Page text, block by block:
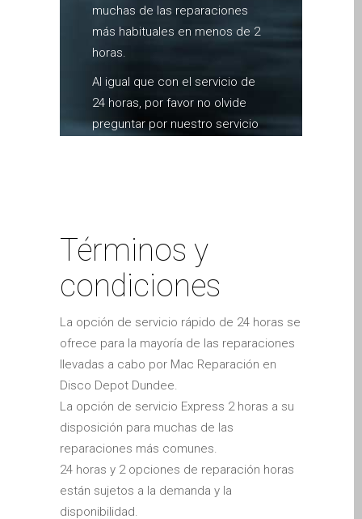
Dundee
es (Español)
para siempre!
Apple iPad Tablet
Reparación
Cartel publicitario:
Reparaciones de Apple
Contáctenos
Las reparaciones de la
Pantalla tenue en
MacBook, MacBook Pro,
Neo
Opciones de servicio
muchas de las reparaciones
más habituales en menos de 2
horas.
Al igual que con el servicio de
24 horas, por favor no olvide
preguntar por nuestro servicio
Términos y
condiciones
La opción de servicio rápido de 24 horas se
ofrece para la mayoría de las reparaciones
llevadas a cabo por Mac Reparación en
Disco Depot Dundee.
La opción de servicio Express 2 horas a su
disposición para muchas de las
reparaciones más comunes.
24 horas y 2 opciones de reparación horas
están sujetos a la demanda y la
disponibilidad.